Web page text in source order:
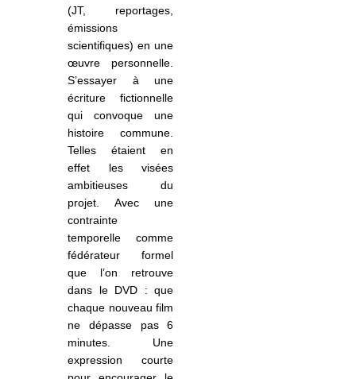
(JT, reportages,
émissions
scientifiques) en une
œuvre personnelle.
S’essayer à une
écriture fictionnelle
qui convoque une
histoire commune.
Telles étaient en
effet les visées
ambitieuses du
projet. Avec une
contrainte
temporelle comme
fédérateur formel
que l’on retrouve
dans le DVD : que
chaque nouveau film
ne dépasse pas 6
minutes. Une
expression courte